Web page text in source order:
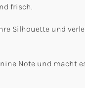
frisch.
Silhouette und
Note und macht